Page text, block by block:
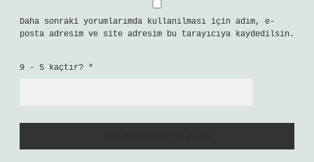
Daha sonraki yorumlarımda kullanılması için adım, e-
posta adresim ve site adresim bu tarayıcıya kaydedilsin.
9 - 5 kaçtır? *